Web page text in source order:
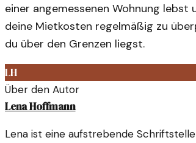
einer angemessenen Wohnung
deine Mietkosten regelmäßig zu
du über den Grenzen liegst.
LH
Über den Autor
Lena Hoffmann
Lena ist eine aufstrebende